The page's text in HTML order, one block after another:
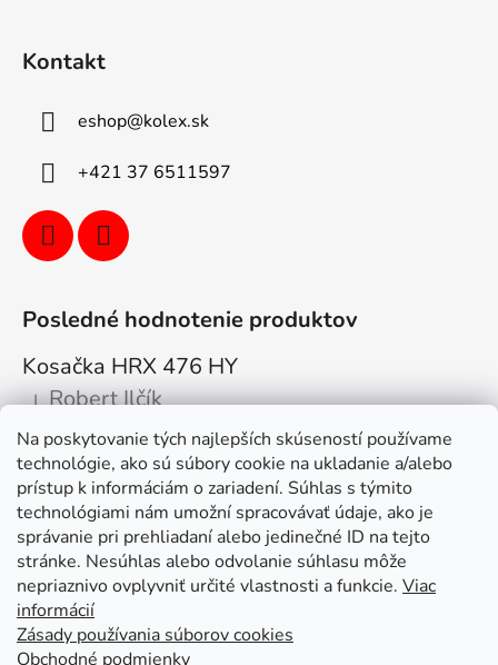
Na poskytovanie tých najlepších skúseností používame
technológie, ako sú súbory cookie na ukladanie a/alebo
prístup k informáciám o zariadení. Súhlas s týmito
technológiami nám umožní spracovávať údaje, ako je
správanie pri prehliadaní alebo jedinečné ID na tejto
stránke. Nesúhlas alebo odvolanie súhlasu môže
nepriaznivo ovplyvniť určité vlastnosti a funkcie. Viac
informácií
Zásady používania súborov cookies
Obchodné podmienky
Kontakt
eshop@kolex.sk
+421 37 6511597
Posledné hodnotenie produktov
Kosačka HRX 476 HY
Hodnotenie produktu je 5 z 5 hviezdičiek.
| Robert Ilčík
Super. Odporúčam
Facebook